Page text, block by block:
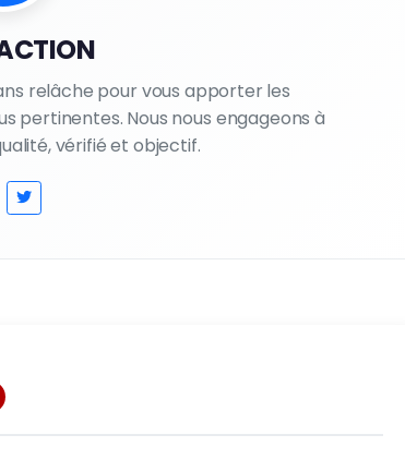
relâche pour vous apporter les
pertinentes. Nous nous engageons à
vérifié et objectif.